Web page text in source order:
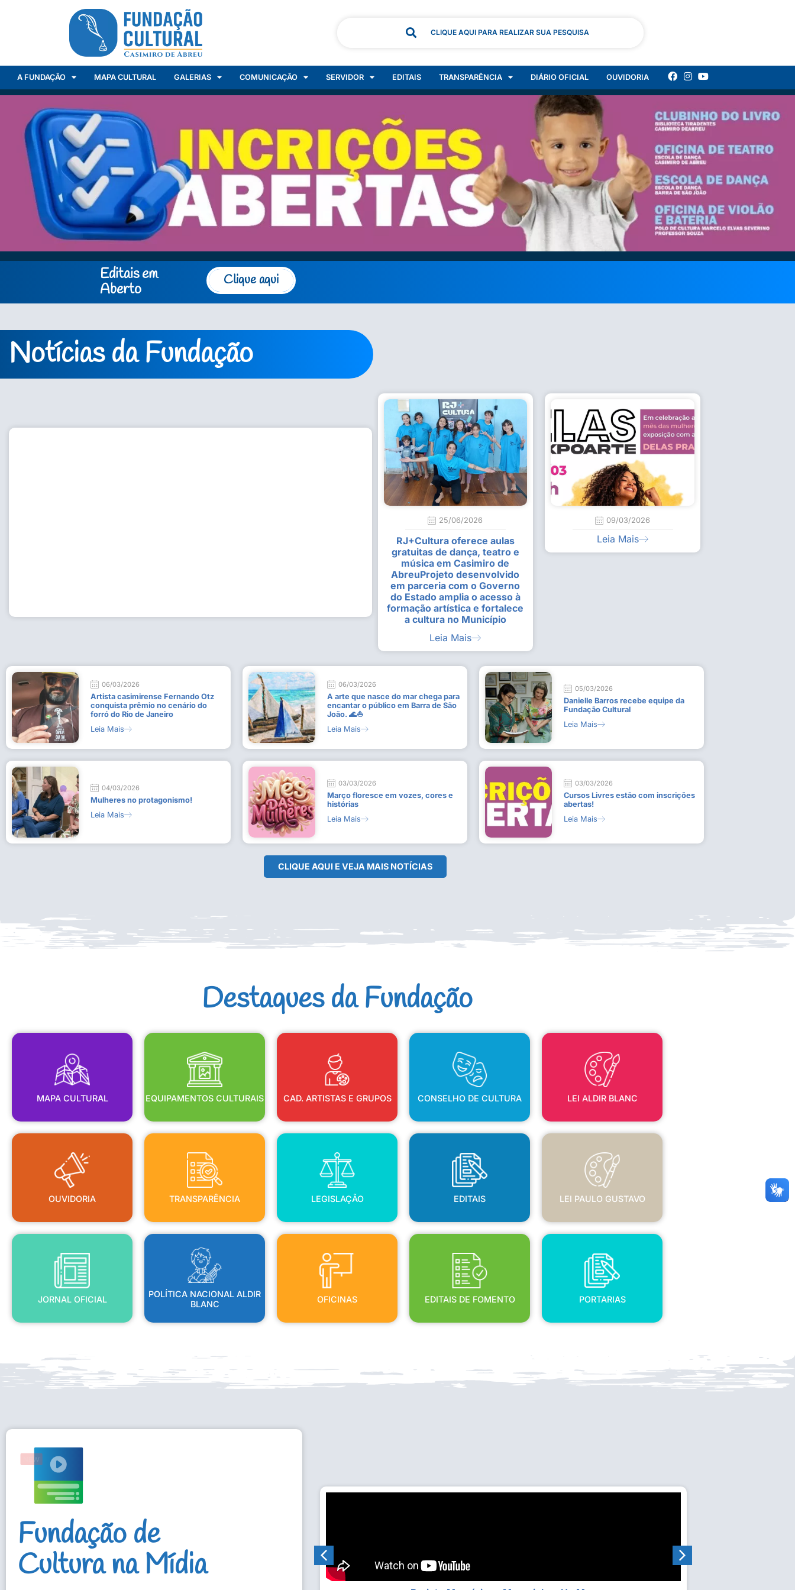
CLIQUE AQUI PARA REALIZAR SUA PESQUISA
A FUNDAÇÃO MAPA CULTURAL GALERIAS COMUNICAÇÃO SERVIDOR EDITAIS TRANSPARÊNCIA DIÁRIO OFICIAL OUVIDORIA
Editais em
Aberto
Clique aqui
Notícias da Fundação
Estudantes vivenciam experiência artística em visita guiada à exposição “Em
Busca do Divino”, em Rio Dourado
9 de julho de 2026
Leia Mais
25/06/2026
RJ+Cultura oferece aulas
gratuitas de dança, teatro e
música em Casimiro de
AbreuProjeto desenvolvido
em parceria com o Governo
do Estado amplia o acesso à
formação artística e fortalece
a cultura no Município
Leia Mais
09/03/2026
Leia Mais
06/03/2026
Artista casimirense Fernando Otz
conquista prêmio no cenário do
forró do Rio de Janeiro
Leia Mais
06/03/2026
A arte que nasce do mar chega para
encantar o público em Barra de São
João. 🌊⛵
Leia Mais
05/03/2026
Danielle Barros recebe equipe da
Fundação Cultural
Leia Mais
04/03/2026
Mulheres no protagonismo!
Leia Mais
03/03/2026
Março floresce em vozes, cores e
histórias
Leia Mais
03/03/2026
Cursos Livres estão com inscrições
abertas!
Leia Mais
CLIQUE AQUI E VEJA MAIS NOTÍCIAS
Destaques da Fundação
MAPA CULTURAL
MAPA CULTURAL
EQUIPAMENTOS CULTURAIS
EQUIPAMENTOS CULTURAIS
CAD. ARTISTAS E GRUPOS
CAD. ARTISTAS E GRUPOS
CONSELHO DE CULTURA
CONSELHO DE CULTURA
LEI ALDIR BLANC
LEI ALDIR BLANC
OUVIDORIA
OUVIDORIA
TRANSPARÊNCIA
TRANSPARÊNCIA
LEGISLAÇÃO
LEGISLAÇÃO
EDITAIS
EDITAIS
LEI PAULO GUSTAVO
LEI PAULO GUSTAVO
JORNAL OFICIAL
JORNAL OFICIAL
POLÍTICA NACIONAL ALDIR
BLANC
POLÍTICA NACIONAL ALDIR
BLANC
OFICINAS
OFICINAS
EDITAIS DE FOMENTO
EDITAIS DE FOMENTO
PORTARIAS
PORTARIAS
Fundação de
Cultura na Mídia